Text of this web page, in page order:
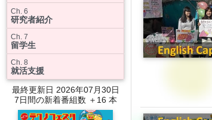
Ch. 6
研究者紹介
Ch. 7
留学生
Ch. 8
就活支援
最終更新日 2026年07月30日
7日間の新着番組数 ＋16 本